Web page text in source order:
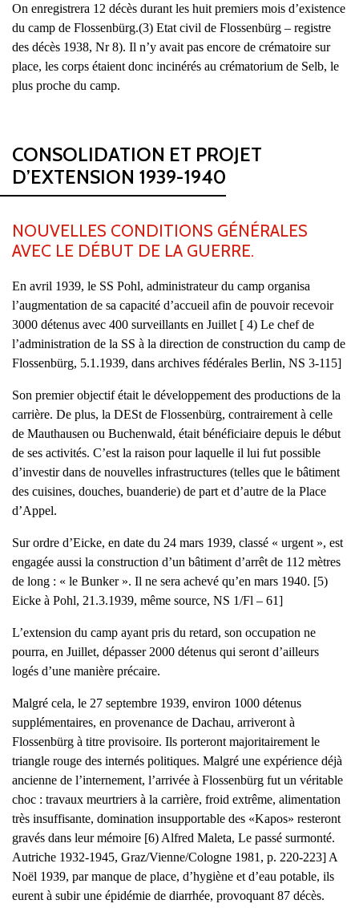
On enregistrera 12 décès durant les huit premiers mois d’existence
du camp de Flossenbürg.(3) Etat civil de Flossenbürg – registre
des décès 1938, Nr 8). Il n’y avait pas encore de crématoire sur
place, les corps étaient donc incinérés au crématorium de Selb, le
plus proche du camp.
CONSOLIDATION ET PROJET
D’EXTENSION 1939-1940
NOUVELLES CONDITIONS GÉNÉRALES
AVEC LE DÉBUT DE LA GUERRE.
En avril 1939, le SS Pohl, administrateur du camp organisa
l’augmentation de sa capacité d’accueil afin de pouvoir recevoir
3000 détenus avec 400 surveillants en Juillet [ 4) Le chef de
l’administration de la SS à la direction de construction du camp de
Flossenbürg, 5.1.1939, dans archives fédérales Berlin, NS 3-115]
Son premier objectif était le développement des productions de la
carrière. De plus, la DESt de Flossenbürg, contrairement à celle
de Mauthausen ou Buchenwald, était bénéficiaire depuis le début
de ses activités. C’est la raison pour laquelle il lui fut possible
d’investir dans de nouvelles infrastructures (telles que le bâtiment
des cuisines, douches, buanderie) de part et d’autre de la Place
d’Appel.
Sur ordre d’Eicke, en date du 24 mars 1939, classé « urgent », est
engagée aussi la construction d’un bâtiment d’arrêt de 112 mètres
de long : « le Bunker ». Il ne sera achevé qu’en mars 1940. [5)
Eicke à Pohl, 21.3.1939, même source, NS 1/Fl – 61]
L’extension du camp ayant pris du retard, son occupation ne
pourra, en Juillet, dépasser 2000 détenus qui seront d’ailleurs
logés d’une manière précaire.
Malgré cela, le 27 septembre 1939, environ 1000 détenus
supplémentaires, en provenance de Dachau, arriveront à
Flossenbürg à titre provisoire. Ils porteront majoritairement le
triangle rouge des internés politiques. Malgré une expérience déjà
ancienne de l’internement, l’arrivée à Flossenbürg fut un véritable
choc : travaux meurtriers à la carrière, froid extrême, alimentation
très insuffisante, domination insupportable des «Kapos» resteront
gravés dans leur mémoire [6) Alfred Maleta, Le passé surmonté.
Autriche 1932-1945, Graz/Vienne/Cologne 1981, p. 220-223] A
Noël 1939, par manque de place, d’hygiène et d’eau potable, ils
eurent à subir une épidémie de diarrhée, provoquant 87 décès.